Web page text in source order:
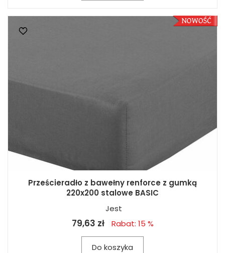
Prześcieradło z bawełny renforce z gumką
220x200 stalowe BASIC
Jest
79,63 zł Rabat: 15 %
Do koszyka